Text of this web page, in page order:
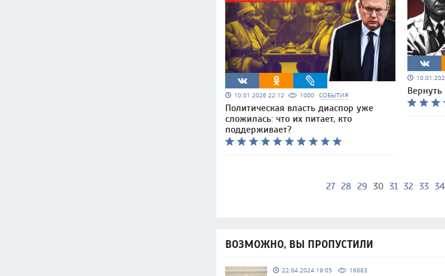
10.01.2026 22:12 1000 СОБЫТИЯ
Политическая власть диаспор уже
сложилась: что их питает, кто
поддерживает?
27 28 29 30 31 32 33 34
ВОЗМОЖНО, ВЫ ПРОПУСТИЛИ
22.04.2024 19:05 16883